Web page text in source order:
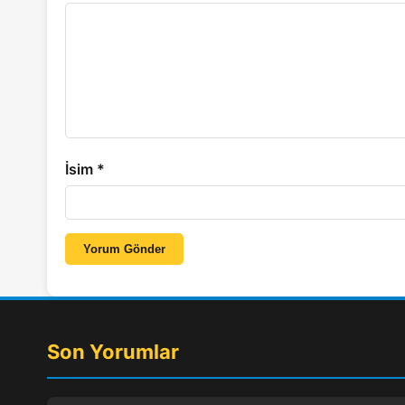
İsim *
Yorum Gönder
Son Yorumlar